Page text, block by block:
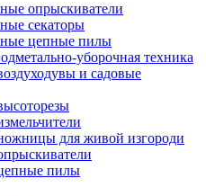
опрыскиватели
секаторы
цепные пилы
уборочная техника
и садовые
для живой изгороди
пилы